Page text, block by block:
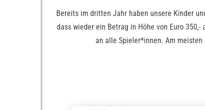
Bereits im dritten Jahr haben unsere Kinder
dass wieder ein Betrag in Höhe von Euro 350,-
an alle Spieler*innen. Am meisten